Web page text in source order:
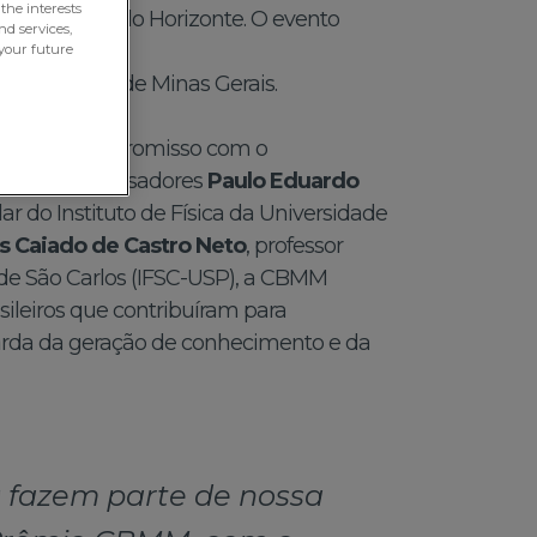
em Belo Horizonte. O evento
de Minas Gerais.
e o compromisso com o
dos pesquisadores Paulo Eduardo
do Instituto de Física da Universidade
Caiado de Castro Neto, professor
São Carlos (IFSC-USP), a CBMM
que contribuíram para
da geração de conhecimento e da
parte de nossa
interests
services,
future